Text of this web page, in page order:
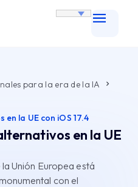
para la era de la IA
la UE con iOS 17.4
en la UE
Unión Europea está
con el